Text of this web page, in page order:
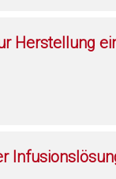
Herstellung